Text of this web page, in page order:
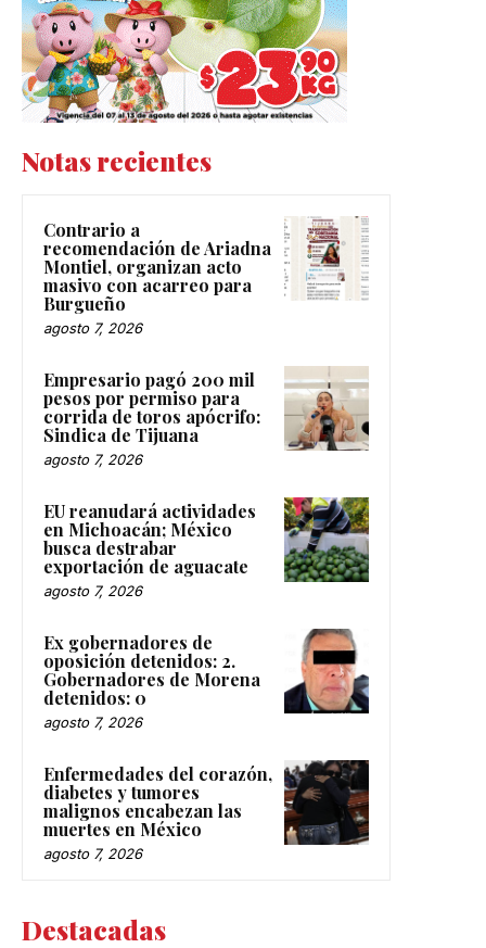
Notas recientes
Contrario a
recomendación de Ariadna
Montiel, organizan acto
masivo con acarreo para
Burgueño
agosto 7, 2026
Empresario pagó 200 mil
pesos por permiso para
corrida de toros apócrifo:
Sindica de Tijuana
agosto 7, 2026
EU reanudará actividades
en Michoacán; México
busca destrabar
exportación de aguacate
agosto 7, 2026
Ex gobernadores de
oposición detenidos: 2.
Gobernadores de Morena
detenidos: 0
agosto 7, 2026
Enfermedades del corazón,
diabetes y tumores
malignos encabezan las
muertes en México
agosto 7, 2026
Destacadas